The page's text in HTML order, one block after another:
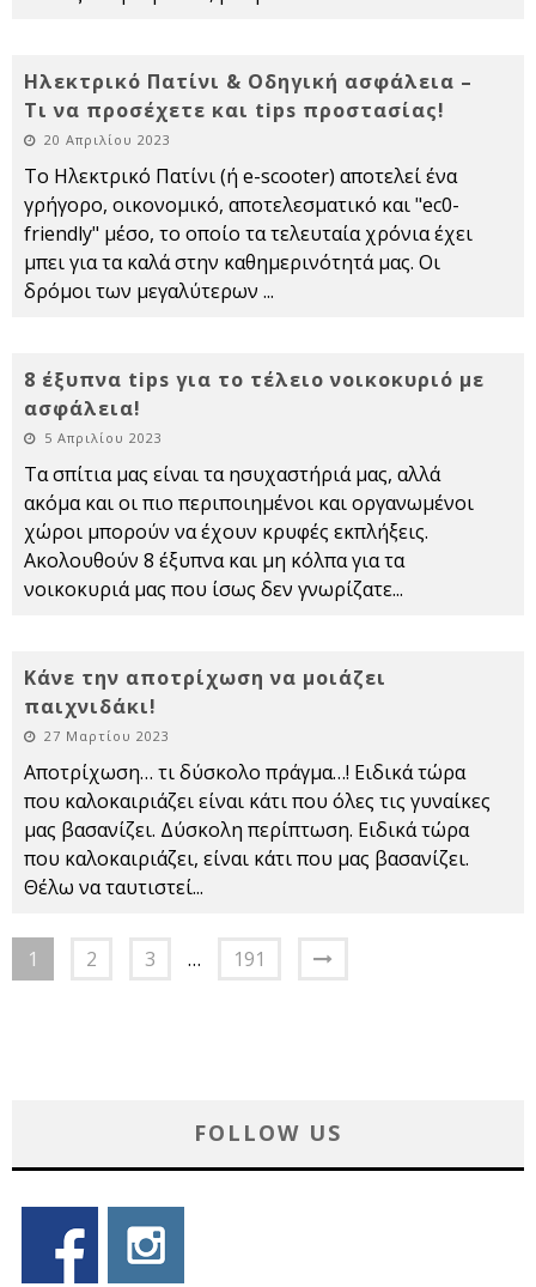
Ηλεκτρικό Πατίνι & Οδηγική ασφάλεια –
Τι να προσέχετε και tips προστασίας!
20 Απριλίου 2023
Το Ηλεκτρικό Πατίνι (ή e-scooter) αποτελεί ένα
γρήγορο, οικονομικό, αποτελεσματικό και "ec0-
friendly" μέσο, το οποίο τα τελευταία χρόνια έχει
μπει για τα καλά στην καθημερινότητά μας. Οι
δρόμοι των μεγαλύτερων ...
8 έξυπνα tips για το τέλειο νοικοκυριό με
ασφάλεια!
5 Απριλίου 2023
Τα σπίτια μας είναι τα ησυχαστήριά μας, αλλά
ακόμα και οι πιο περιποιημένοι και οργανωμένοι
χώροι μπορούν να έχουν κρυφές εκπλήξεις.
Ακολουθούν 8 έξυπνα και μη κόλπα για τα
νοικοκυριά μας που ίσως δεν γνωρίζατε...
Κάνε την αποτρίχωση να μοιάζει
παιχνιδάκι!
27 Μαρτίου 2023
Αποτρίχωση… τι δύσκολο πράγμα…! Ειδικά τώρα
που καλοκαιριάζει είναι κάτι που όλες τις γυναίκες
μας βασανίζει. Δύσκολη περίπτωση. Ειδικά τώρα
που καλοκαιριάζει, είναι κάτι που μας βασανίζει.
Θέλω να ταυτιστεί...
1 2 3 … 191
FOLLOW US